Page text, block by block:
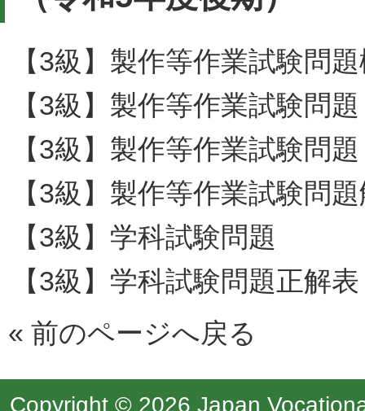
【3級】製作等作業試験問
【3級】製作等作業試験問題
【3級】製作等作業試験問
【3級】製作等作業試験問
【3級】学科試験問題
【3級】学科試験問題正解表
« 前のページへ戻る
Copyright © 2026 Japan